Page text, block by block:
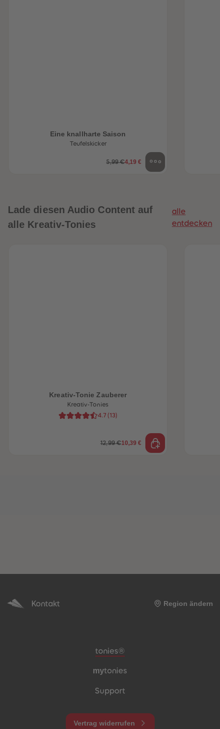
Eine knallharte Saison
Teufelskicker
5,99 €4,19 €
Lade diesen Audio Content auf
alle Kreativ-Tonies
alle
entdecken
Kreativ-Tonie Zauberer
Kreativ-Tonies
4.7 (13)
12,99 €10,39 €
Kontakt Region ändern
Meta-Navigation Footer
tonies®
mytonies
Support
Vertrag widerrufen